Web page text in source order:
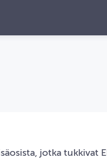
jotka tukkivat